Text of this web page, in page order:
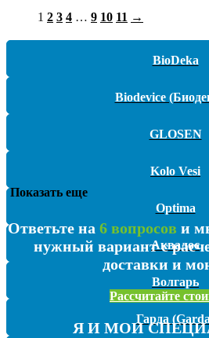
1 2 3 4 … 9 10 11 →
BioDeka
Biodevice
GLOSEN
Kolo Vesi
Optima
Аквалос
Волгарь
Гарда
Показать еще
Ответьте на 6 вопросов и
нужный вариант с
доставки и
Рассчитайте
Я И МОИ